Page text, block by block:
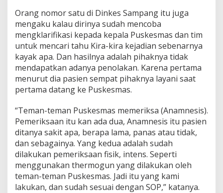
Orang nomor satu di Dinkes Sampang itu juga
mengaku kalau dirinya sudah mencoba
mengklarifikasi kepada kepala Puskesmas dan tim
untuk mencari tahu Kira-kira kejadian sebenarnya
kayak apa. Dan hasilnya adalah pihaknya tidak
mendapatkan adanya penolakan. Karena pertama
menurut dia pasien sempat pihaknya layani saat
pertama datang ke Puskesmas.
“Teman-teman Puskesmas memeriksa (Anamnesis).
Pemeriksaan itu kan ada dua, Anamnesis itu pasien
ditanya sakit apa, berapa lama, panas atau tidak,
dan sebagainya. Yang kedua adalah sudah
dilakukan pemeriksaan fisik, intens. Seperti
menggunakan thermogun yang dilakukan oleh
teman-teman Puskesmas. Jadi itu yang kami
lakukan, dan sudah sesuai dengan SOP,” katanya.